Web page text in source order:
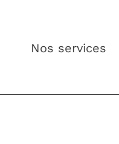
Nos services